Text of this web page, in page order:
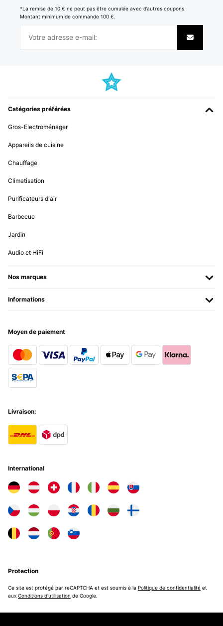
*La remise de 10 € ne peut pas être cumulée avec d’autres coupons.
Montant minimum de commande 100 €.
Catégories préférées
Gros-Electroménager
Appareils de cuisine
Chauffage
Climatisation
Purificateurs d'air
Barbecue
Jardin
Audio et HiFi
Nos marques
Informations
Moyen de paiement
Livraison:
International
Protection
Ce site est protégé par reCAPTCHA et est soumis à la Politique de confidentialité et
aux Conditions d'utilisation de Google.